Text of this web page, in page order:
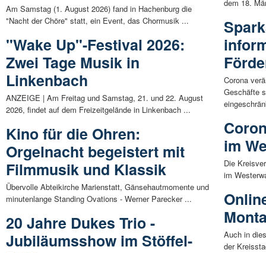
Am Samstag (1. August 2026) fand in Hachenburg die
"Nacht der Chöre" statt, ein Event, das Chormusik ...
"Wake Up"-Festival 2026:
Zwei Tage Musik in
Linkenbach
ANZEIGE | Am Freitag und Samstag, 21. und 22. August
2026, findet auf dem Freizeitgelände in Linkenbach ...
Kino für die Ohren:
Orgelnacht begeistert mit
Filmmusik und Klassik
Übervolle Abteikirche Marienstatt, Gänsehautmomente und
minutenlange Standing Ovations - Werner Parecker ...
20 Jahre Dukes Trio -
Jubiläumsshow im Stöffel-
dem 18.
Corona
Geschäfte
im
Die
im
Auch in
der